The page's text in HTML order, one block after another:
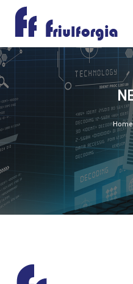
Home